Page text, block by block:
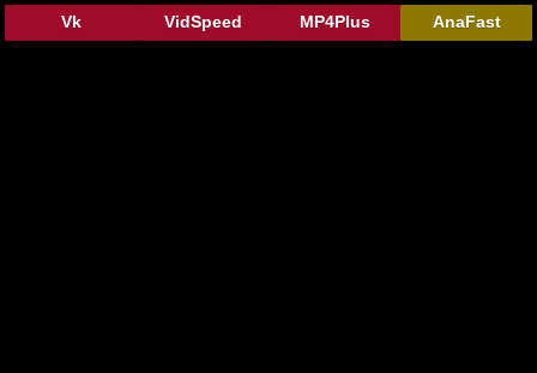
AnaFast
MP4Plus
VidSpeed
Vk